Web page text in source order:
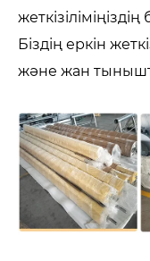
Біздің еркін
және жан